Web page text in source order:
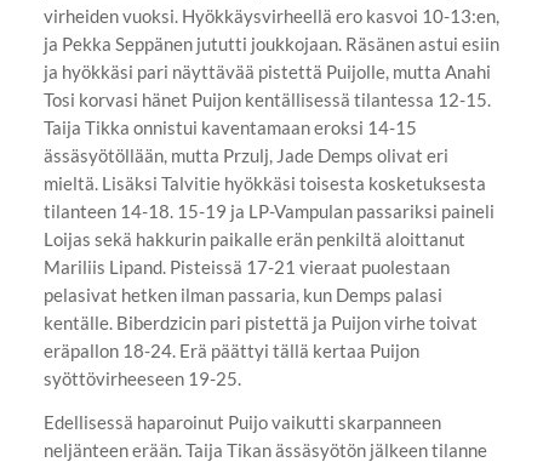
virheiden vuoksi. Hyökkäysvirheellä ero kasvoi 10-13:en,
ja Pekka Seppänen jututti joukkojaan. Räsänen astui esiin
ja hyökkäsi pari näyttävää pistettä Puijolle, mutta Anahi
Tosi korvasi hänet Puijon kentällisessä tilantessa 12-15.
Taija Tikka onnistui kaventamaan eroksi 14-15
ässäsyötöllään, mutta Przulj, Jade Demps olivat eri
mieltä. Lisäksi Talvitie hyökkäsi toisesta kosketuksesta
tilanteen 14-18. 15-19 ja LP-Vampulan passariksi paineli
Loijas sekä hakkurin paikalle erän penkiltä aloittanut
Mariliis Lipand. Pisteissä 17-21 vieraat puolestaan
pelasivat hetken ilman passaria, kun Demps palasi
kentälle. Biberdzicin pari pistettä ja Puijon virhe toivat
eräpallon 18-24. Erä päättyi tällä kertaa Puijon
syöttövirheeseen 19-25.
Edellisessä haparoinut Puijo vaikutti skarpanneen
neljänteen erään. Taija Tikan ässäsyötön jälkeen tilanne